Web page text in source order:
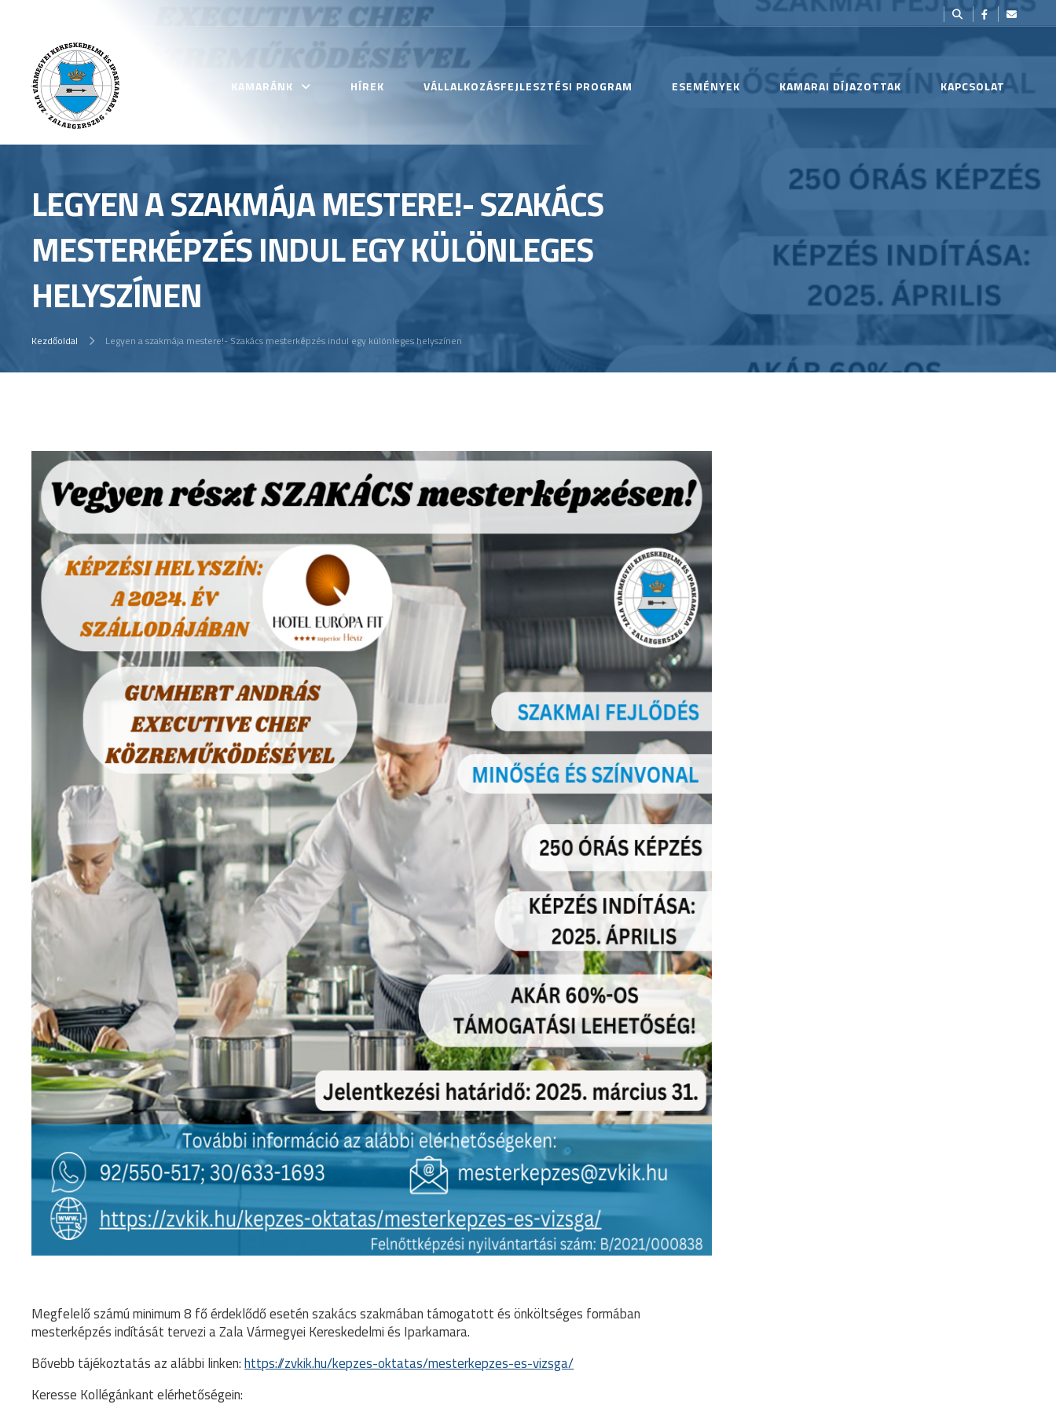
KAMARÁNK HÍREK VÁLLALKOZÁSFEJLESZTÉSI PROGRAM ESEMÉNYEK KAMARAI DÍJAZOTTAK KAPCSOLAT
LEGYEN A SZAKMÁJA MESTERE!- SZAKÁCS
MESTERKÉPZÉS INDUL EGY KÜLÖNLEGES
HELYSZÍNEN
Kezdőoldal Legyen a szakmája mestere!- Szakács mesterképzés indul egy különleges helyszínen
Megfelelő számú minimum 8 fő érdeklődő esetén szakács szakmában támogatott és önköltséges formában
mesterképzés indítását tervezi a Zala Vármegyei Kereskedelmi és Iparkamara.
Bővebb tájékoztatás az alábbi linken:https://zvkik.hu/kepzes-oktatas/mesterkepzes-es-vizsga/
Keresse Kollégánkant elérhetőségein: